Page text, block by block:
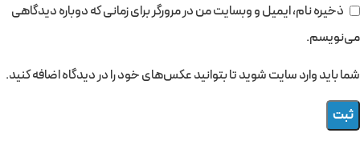
ذخیره نام، ایمیل و وبسایت من در مرورگر برای زمانی که دوباره دیدگاهی
می‌نویسم.
شما باید وارد سایت شوید تا بتوانید عکس‌های خود را در دیدگاه اضافه کنید.